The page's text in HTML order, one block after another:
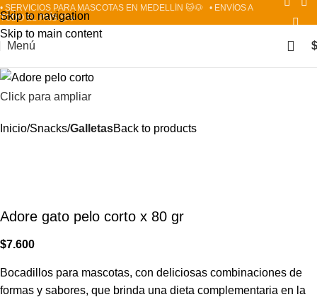
Skip to navigation
Skip to main content
• SERVICIOS PARA MASCOTAS EN MEDELLÍN 🐱🐶
• ENVÍOS A
TODO EL PAÍS 📦✈️
Menú $
Click para ampliar
Inicio Snacks GalletasBack to products
Adore gato pelo corto x 80 gr
$7.600
Bocadillos para mascotas, con deliciosas combinaciones de
formas y sabores, que brinda una dieta complementaria en la